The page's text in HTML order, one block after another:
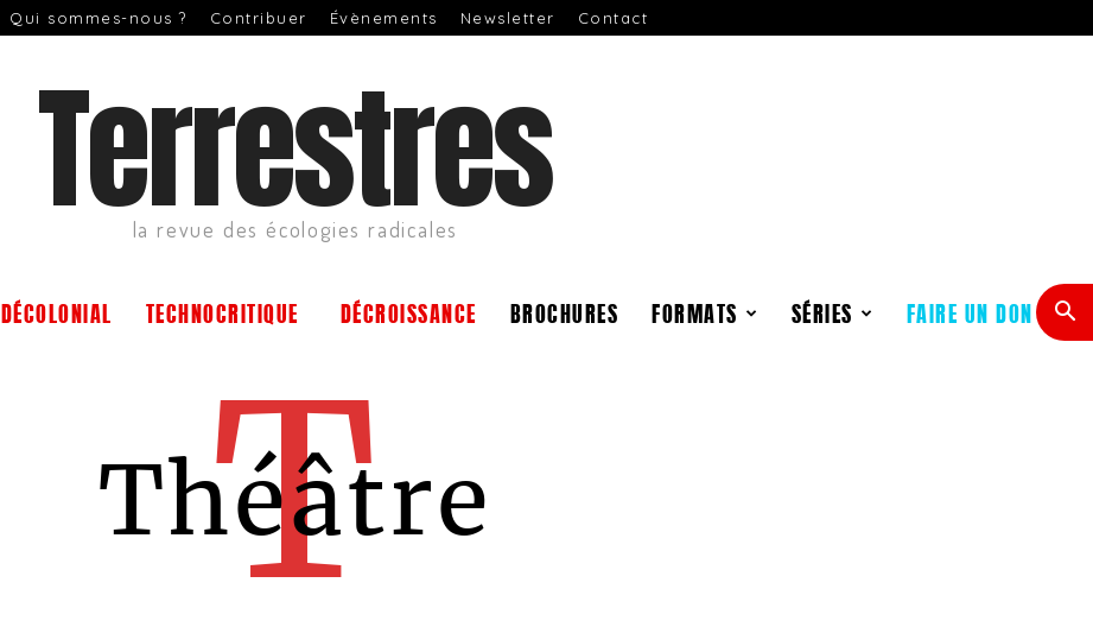
Qui sommes-nous ? Contribuer Évènements Newsletter Contact
Terrestres
la revue des écologies radicales
DÉCOLONIAL TECHNOCRITIQUE DÉCROISSANCE BROCHURES FORMATS SÉRIES FAIRE UN DON
Théâtre
T